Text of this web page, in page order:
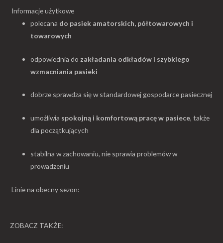
Informacje użytkowe
polecana do pasiek amatorskich, półtowarowych i
towarowych
odpowiednia do zakładania odkładów i szybkiego
wzmacniania pasieki
dobrze sprawdza się w standardowej gospodarce pasiecznej
umożliwia spokojną i komfortową pracę w pasiece, także
dla początkujących
stabilna w zachowaniu, nie sprawia problemów w
prowadzeniu
Linie na obecny sezon:
ZOBACZ TAKŻE: